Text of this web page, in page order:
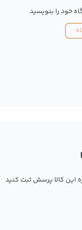
خود را بنویسید
این کالا پرسش ثبت کنید